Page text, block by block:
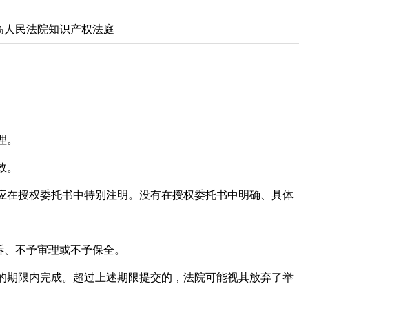
人民法院知识产权法庭
授权委托书中特别注明。没有在授权委托书中明确、具体
不予审理或不予保全。
限内完成。超过上述期限提交的，法院可能视其放弃了举